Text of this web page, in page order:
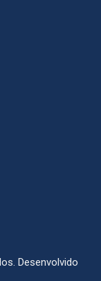
Desenvolvido